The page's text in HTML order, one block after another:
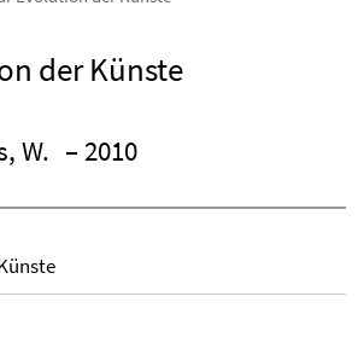
der Künste
W. – 2010